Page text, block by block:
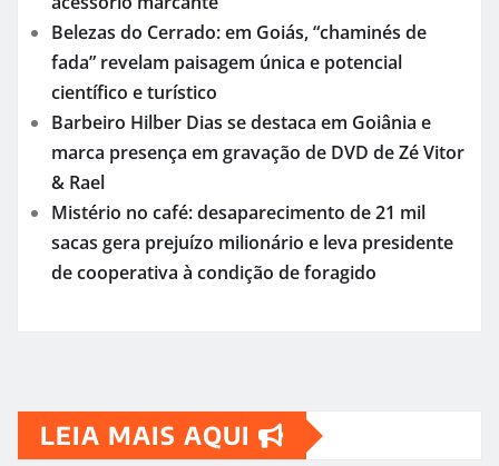
Gastronomia em Evidência: Festival Revoluciona
Cena Culinária no Distrito Federal
O maior ônibus elétrico do mundo inicia
produção e redefine padrões do transporte
coletivo
CURSO BÁSICO DE ADMINISTRAÇÃO E
GERÊNCIA
Por Dentro da Mente: uma jornada pela
Psicanálise — um mergulho profundo na
fada” revelam paisagem única e potencial
científico e turístico